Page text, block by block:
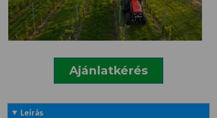
Ajánlatkérés
Leírás